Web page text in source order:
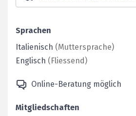
Sprachen
Italienisch (Muttersprache)
Englisch (Fliessend)
Online-Beratung möglich
Mitgliedschaften